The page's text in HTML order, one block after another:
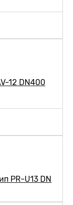
12 DN400
PR-U13 DN